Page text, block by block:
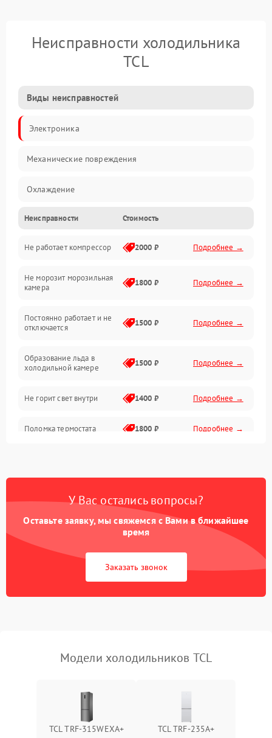
Неисправности холодильника
TCL
Виды неисправностей
Электроника
Механические повреждения
Охлаждение
Механика
Электропитание
Дренаж
Неисправности Стоимость
Не работает компрессор 2000 ₽ Подробнее →
Не морозит морозильная
камера
1800 ₽ Подробнее →
Постоянно работает и не
отключается
1500 ₽ Подробнее →
Образование льда в
холодильной камере
1500 ₽ Подробнее →
Не горит свет внутри 1400 ₽ Подробнее →
Поломка термостата 1800 ₽ Подробнее →
Образование конденсата
1800 ₽ Подробнее →
Сбой в работе инвертора
работе
2000 ₽ Подробнее →
У Вас остались вопросы?
Оставьте заявку, мы свяжемся с Вами в ближайшее
время
Заказать звонок
Модели холодильников TCL
TCL TRF-315WEXA+ TCL TRF-235A+